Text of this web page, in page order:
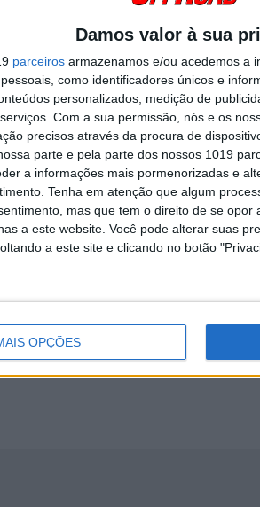
Damos valor à sua
parceiros armazenamos e/ou acedemos a
como identificadores únicos e
personalizados, medição de
Com a sua permissão, nós e os
precisos através da procura de
parte e pela parte dos nossos 1019
a informações mais pormenorizadas e
Tenha em atenção que algum
mas que tem o direito de se
a este website. Você pode alterar suas
a este site e clicando no botão
OPÇÕES
de SX Elite! Paulo Alberto venceu as duas Finais
INVENCIBILIDADE EM SX2
mostrando uma vez mais aos seus
DIOGO GRAÇA É O NOVO LÍDER
no campeonato nacional de
A VENCER EM SX2
invencibilidade na classe SX2.